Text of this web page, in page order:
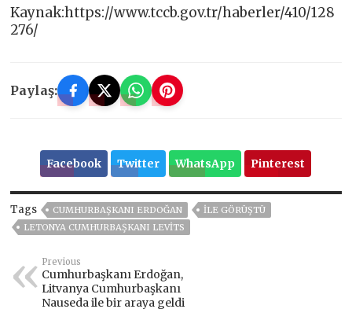
Kaynak:https://www.tccb.gov.tr/haberler/410/128
276/
Paylaş:
Facebook Twitter WhatsApp Pinterest
Tags CUMHURBAŞKANI ERDOĞAN
ILE GÖRÜŞTÜ
LETONYA CUMHURBAŞKANI LEVITS
Previous
Cumhurbaşkanı Erdoğan,
Litvanya Cumhurbaşkanı
Nauseda ile bir araya geldi